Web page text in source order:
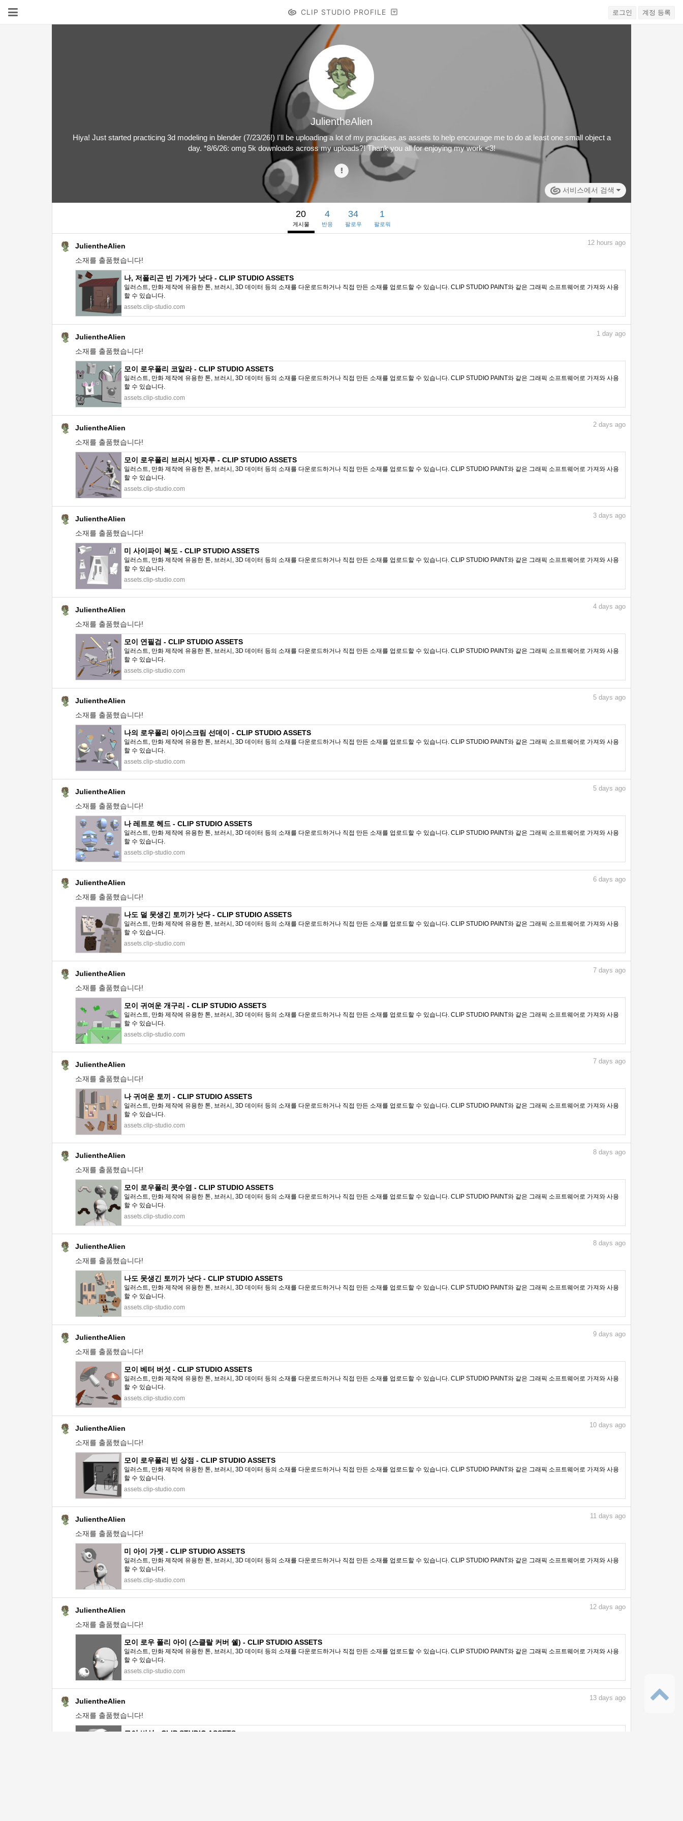
CLIP STUDIO PROFILE 로그인 계정 등록
JulientheAlien
Hiya! Just started practicing 3d modeling in blender (7/23/26!) I'll be uploading a lot of my practices as assets to help encourage me to do at least one small object a
day. *8/6/26: omg 5k downloads across my uploads?! Thank you all for enjoying my work <3!
서비스에서 검색
20
게시물
4
반응
34
팔로우
1
팔로워
JulientheAlien
소재를 출품했습니다!
12 hours ago
나, 저폴리곤 빈 가게가 낫다 - CLIP STUDIO ASSETS
일러스트, 만화 제작에 유용한 톤, 브러시, 3D 데이터 등의 소재를 다운로드하거나 직접 만든 소재를 업로드할 수 있습니다. CLIP STUDIO PAINT와 같은 그래픽 소프트웨어로 가져와 사용
할 수 있습니다.
assets.clip-studio.com
JulientheAlien
소재를 출품했습니다!
1 day ago
모이 로우폴리 코알라 - CLIP STUDIO ASSETS
일러스트, 만화 제작에 유용한 톤, 브러시, 3D 데이터 등의 소재를 다운로드하거나 직접 만든 소재를 업로드할 수 있습니다. CLIP STUDIO PAINT와 같은 그래픽 소프트웨어로 가져와 사용
할 수 있습니다.
assets.clip-studio.com
JulientheAlien
소재를 출품했습니다!
2 days ago
모이 로우폴리 브러시 빗자루 - CLIP STUDIO ASSETS
일러스트, 만화 제작에 유용한 톤, 브러시, 3D 데이터 등의 소재를 다운로드하거나 직접 만든 소재를 업로드할 수 있습니다. CLIP STUDIO PAINT와 같은 그래픽 소프트웨어로 가져와 사용
할 수 있습니다.
assets.clip-studio.com
JulientheAlien
소재를 출품했습니다!
3 days ago
미 사이파이 복도 - CLIP STUDIO ASSETS
일러스트, 만화 제작에 유용한 톤, 브러시, 3D 데이터 등의 소재를 다운로드하거나 직접 만든 소재를 업로드할 수 있습니다. CLIP STUDIO PAINT와 같은 그래픽 소프트웨어로 가져와 사용
할 수 있습니다.
assets.clip-studio.com
JulientheAlien
소재를 출품했습니다!
4 days ago
모이 연필검 - CLIP STUDIO ASSETS
일러스트, 만화 제작에 유용한 톤, 브러시, 3D 데이터 등의 소재를 다운로드하거나 직접 만든 소재를 업로드할 수 있습니다. CLIP STUDIO PAINT와 같은 그래픽 소프트웨어로 가져와 사용
할 수 있습니다.
assets.clip-studio.com
JulientheAlien
소재를 출품했습니다!
5 days ago
나의 로우폴리 아이스크림 선데이 - CLIP STUDIO ASSETS
일러스트, 만화 제작에 유용한 톤, 브러시, 3D 데이터 등의 소재를 다운로드하거나 직접 만든 소재를 업로드할 수 있습니다. CLIP STUDIO PAINT와 같은 그래픽 소프트웨어로 가져와 사용
할 수 있습니다.
assets.clip-studio.com
JulientheAlien
소재를 출품했습니다!
5 days ago
나 레트로 헤드 - CLIP STUDIO ASSETS
일러스트, 만화 제작에 유용한 톤, 브러시, 3D 데이터 등의 소재를 다운로드하거나 직접 만든 소재를 업로드할 수 있습니다. CLIP STUDIO PAINT와 같은 그래픽 소프트웨어로 가져와 사용
할 수 있습니다.
assets.clip-studio.com
JulientheAlien
소재를 출품했습니다!
6 days ago
나도 덜 못생긴 토끼가 낫다 - CLIP STUDIO ASSETS
일러스트, 만화 제작에 유용한 톤, 브러시, 3D 데이터 등의 소재를 다운로드하거나 직접 만든 소재를 업로드할 수 있습니다. CLIP STUDIO PAINT와 같은 그래픽 소프트웨어로 가져와 사용
할 수 있습니다.
assets.clip-studio.com
JulientheAlien
소재를 출품했습니다!
7 days ago
모이 귀여운 개구리 - CLIP STUDIO ASSETS
일러스트, 만화 제작에 유용한 톤, 브러시, 3D 데이터 등의 소재를 다운로드하거나 직접 만든 소재를 업로드할 수 있습니다. CLIP STUDIO PAINT와 같은 그래픽 소프트웨어로 가져와 사용
할 수 있습니다.
assets.clip-studio.com
JulientheAlien
소재를 출품했습니다!
7 days ago
나 귀여운 토끼 - CLIP STUDIO ASSETS
일러스트, 만화 제작에 유용한 톤, 브러시, 3D 데이터 등의 소재를 다운로드하거나 직접 만든 소재를 업로드할 수 있습니다. CLIP STUDIO PAINT와 같은 그래픽 소프트웨어로 가져와 사용
할 수 있습니다.
assets.clip-studio.com
JulientheAlien
소재를 출품했습니다!
8 days ago
모이 로우폴리 콧수염 - CLIP STUDIO ASSETS
일러스트, 만화 제작에 유용한 톤, 브러시, 3D 데이터 등의 소재를 다운로드하거나 직접 만든 소재를 업로드할 수 있습니다. CLIP STUDIO PAINT와 같은 그래픽 소프트웨어로 가져와 사용
할 수 있습니다.
assets.clip-studio.com
JulientheAlien
소재를 출품했습니다!
8 days ago
나도 못생긴 토끼가 낫다 - CLIP STUDIO ASSETS
일러스트, 만화 제작에 유용한 톤, 브러시, 3D 데이터 등의 소재를 다운로드하거나 직접 만든 소재를 업로드할 수 있습니다. CLIP STUDIO PAINT와 같은 그래픽 소프트웨어로 가져와 사용
할 수 있습니다.
assets.clip-studio.com
JulientheAlien
소재를 출품했습니다!
9 days ago
모이 베터 버섯 - CLIP STUDIO ASSETS
일러스트, 만화 제작에 유용한 톤, 브러시, 3D 데이터 등의 소재를 다운로드하거나 직접 만든 소재를 업로드할 수 있습니다. CLIP STUDIO PAINT와 같은 그래픽 소프트웨어로 가져와 사용
할 수 있습니다.
assets.clip-studio.com
JulientheAlien
소재를 출품했습니다!
10 days ago
모이 로우폴리 빈 상점 - CLIP STUDIO ASSETS
일러스트, 만화 제작에 유용한 톤, 브러시, 3D 데이터 등의 소재를 다운로드하거나 직접 만든 소재를 업로드할 수 있습니다. CLIP STUDIO PAINT와 같은 그래픽 소프트웨어로 가져와 사용
할 수 있습니다.
assets.clip-studio.com
JulientheAlien
소재를 출품했습니다!
11 days ago
미 아이 가젯 - CLIP STUDIO ASSETS
일러스트, 만화 제작에 유용한 톤, 브러시, 3D 데이터 등의 소재를 다운로드하거나 직접 만든 소재를 업로드할 수 있습니다. CLIP STUDIO PAINT와 같은 그래픽 소프트웨어로 가져와 사용
할 수 있습니다.
assets.clip-studio.com
JulientheAlien
소재를 출품했습니다!
12 days ago
모이 로우 폴리 아이 (스클랄 커버 쉘) - CLIP STUDIO ASSETS
일러스트, 만화 제작에 유용한 톤, 브러시, 3D 데이터 등의 소재를 다운로드하거나 직접 만든 소재를 업로드할 수 있습니다. CLIP STUDIO PAINT와 같은 그래픽 소프트웨어로 가져와 사용
할 수 있습니다.
assets.clip-studio.com
JulientheAlien
소재를 출품했습니다!
13 days ago
모이 버섯 - CLIP STUDIO ASSETS